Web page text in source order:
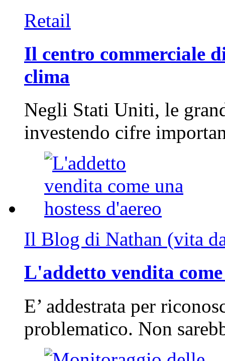
Retail
Il centro commerciale
clima
Negli Stati Uniti, le
investendo cifre
Il Blog di Nathan (vita
L'addetto vendita
E’ addestrata per
problematico. Non